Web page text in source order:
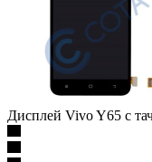
Дисплей Vivo Y65 с
Уточнить у менеджера